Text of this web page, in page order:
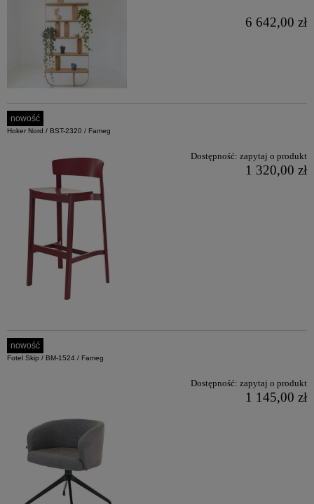
6 642,00 zł
Hoker Nord / BST-2320 / Fameg
Dostępność: zapytaj o produkt
1 320,00 zł
nowość
Fotel Skip / BM-1524 / Fameg
Dostępność: zapytaj o produkt
1 145,00 zł
nowość